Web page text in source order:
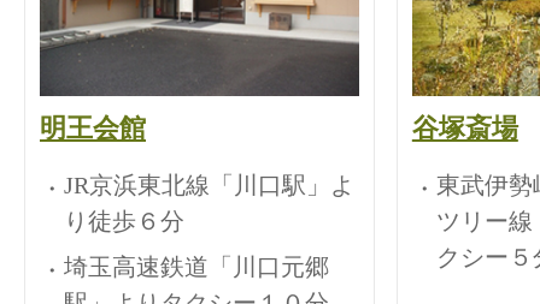
明王会館
JR京浜東北線「川口駅」よ
り徒歩６分
埼玉高速鉄道「川口元郷
谷塚斎場
東武伊勢
ツリー線
クシー